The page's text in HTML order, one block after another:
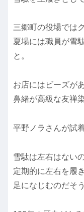
三郷町の役場では
夏場には職員が雪
と。
お店にはビーズが
鼻緒が高級な友禅
平野ノラさんが試着
雪駄は左右はないの
定期的に左右を履
足になじむのだそ